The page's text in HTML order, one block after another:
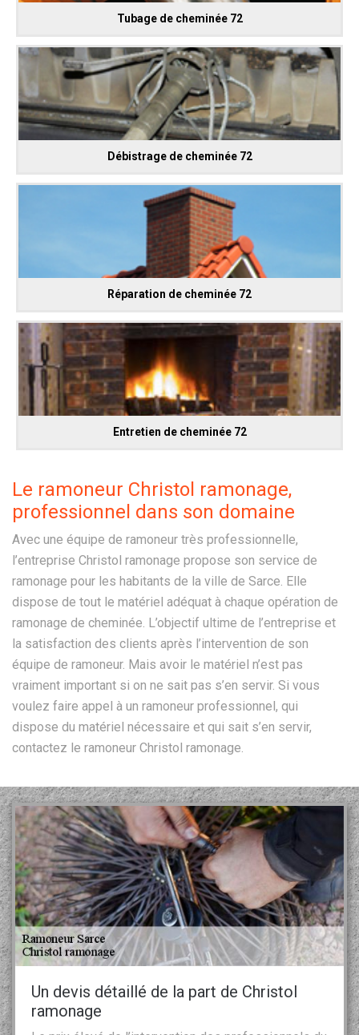
Tubage de cheminée 72
Débistrage de cheminée 72
Réparation de cheminée 72
Entretien de cheminée 72
Le ramoneur Christol ramonage,
professionnel dans son domaine
Avec une équipe de ramoneur très professionnelle,
l’entreprise Christol ramonage propose son service de
ramonage pour les habitants de la ville de Sarce. Elle
dispose de tout le matériel adéquat à chaque opération de
ramonage de cheminée. L’objectif ultime de l’entreprise et
la satisfaction des clients après l’intervention de son
équipe de ramoneur. Mais avoir le matériel n’est pas
vraiment important si on ne sait pas s’en servir. Si vous
voulez faire appel à un ramoneur professionnel, qui
dispose du matériel nécessaire et qui sait s’en servir,
contactez le ramoneur Christol ramonage.
Un devis détaillé de la part de Christol
ramonage